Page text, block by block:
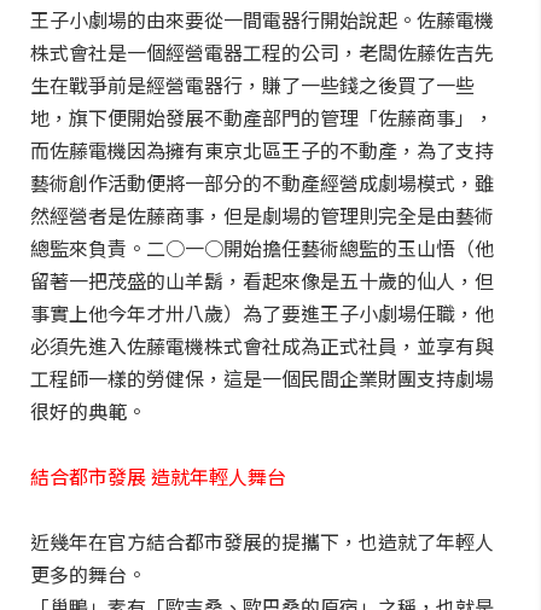
王子小劇場的由來要從一間電器行開始說起。佐藤電機
株式會社是一個經營電器工程的公司，老闆佐藤佐吉先
生在戰爭前是經營電器行，賺了一些錢之後買了一些
地，旗下便開始發展不動產部門的管理「佐藤商事」，
而佐藤電機因為擁有東京北區王子的不動產，為了支持
藝術創作活動便將一部分的不動產經營成劇場模式，雖
然經營者是佐藤商事，但是劇場的管理則完全是由藝術
總監來負責。二○一○開始擔任藝術總監的玉山悟（他
留著一把茂盛的山羊鬍，看起來像是五十歲的仙人，但
事實上他今年才卅八歲）為了要進王子小劇場任職，他
必須先進入佐藤電機株式會社成為正式社員，並享有與
工程師一樣的勞健保，這是一個民間企業財團支持劇場
很好的典範。
結合都市發展 造就年輕人舞台
近幾年在官方結合都市發展的提攜下，也造就了年輕人
更多的舞台。